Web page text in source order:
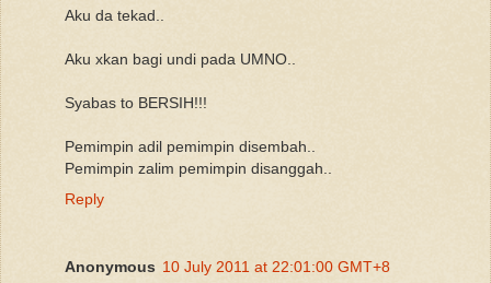
Aku da tekad..
Aku xkan bagi undi pada UMNO..
Syabas to BERSIH!!!
Pemimpin adil pemimpin disembah..
Pemimpin zalim pemimpin disanggah..
Reply
Anonymous 10 July 2011 at 22:01:00 GMT+8